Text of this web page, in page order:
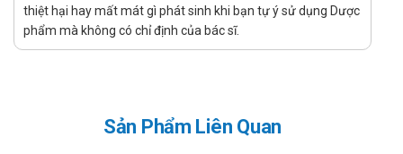
Deneoflos: Chứa các thành phần tương tự Omicap-Kit,
được sử dụng trong điều trị viêm loét dạ dày - tá tràng do
viêm loét dạ dày - tá tràng.
thiệt hại hay mất mát gì phát sinh khi bạn tự ý sử dụng Dược
phẩm mà không có chỉ định của bác sĩ.
Sản Phẩm Liên Quan